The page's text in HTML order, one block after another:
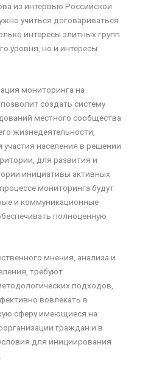
из интервью Российской
учиться договариваться
интересы элитных групп
уровня, но и интересы
мониторинга на
создать систему
местного сообщества
жизнедеятельности,
участия населения в решении
для развития и
инициативы активных
мониторинга будут
и коммуникационные
полноценную
мнения, анализа и
требуют
подходов,
вовлекать в
сферу имеющиеся на
граждан и в
для инициирования